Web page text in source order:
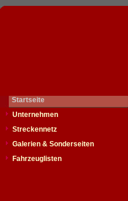
Startseite
Unternehmen
Streckennetz
Galerien & Sonderseiten
Fahrzeuglisten